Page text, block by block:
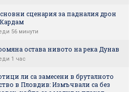
сценария за падналия дрон
56 минути
остава нивото на река Дунав
1 час
ли са замесени в бруталното
в Пловдив: Измъчвали са без